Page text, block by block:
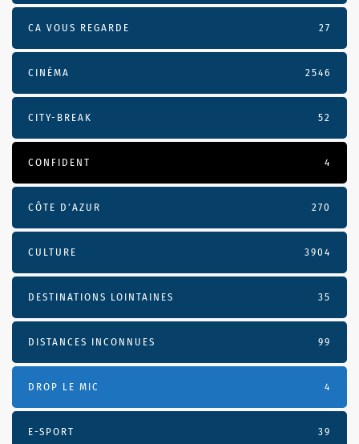
CA VOUS REGARDE 27
CINÉMA 2546
CITY-BREAK 52
CONFIDENT 4
CÔTE D’AZUR 270
CULTURE 3904
DESTINATIONS LOINTAINES 35
DISTANCES INCONNUES 99
DROP LE MIC 4
E-SPORT 39